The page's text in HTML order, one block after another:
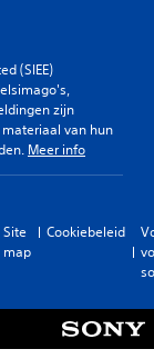
(SIEE)
zijn
van hun
Meer info
Site
map
Cookiebeleid